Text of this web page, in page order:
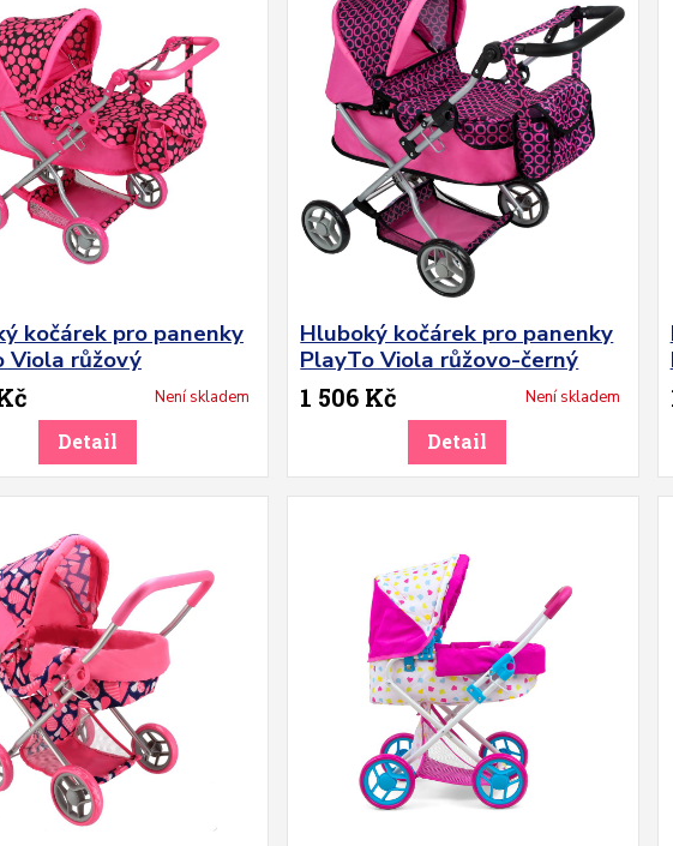
kočárek pro panenky
Viola růžový
Není skladem
Detail
Hluboký kočárek pro panenky
PlayTo Viola růžovo-černý
1 506 Kč
Není skladem
Detail